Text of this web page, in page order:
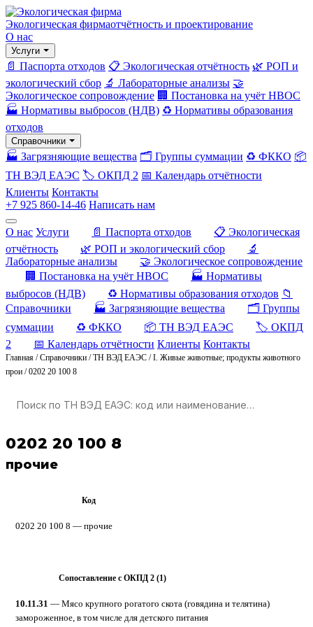
Экологическая фирмаотчётность и проектирование
О нас
Услуги
📄 Паспорта отходов 📋 Экологическая отчётность 🌿 РОП и
экологический сбор 🔬 Лабораторные анализы 🤝
Экологическое сопровождение 🏢 Постановка на учёт НВОС
🏭 Нормативы выбросов (НДВ) ♻️ Нормативы образования
отходов
Справочники
🏭 Загрязняющие вещества 🗂️ Группы суммации ♻️ ФККО 📦
ТН ВЭД ЕАЭС 🏷️ ОКПД 2 📅 Календарь отчётности
Клиенты Контакты
+7 925 860-14-46 Написать нам
О нас Услуги 📄 Паспорта отходов
📋 Экологическая
отчётность
🌿 РОП и экологический сбор
🔬
Лабораторные анализы
🤝 Экологическое сопровождение
🏢 Постановка на учёт НВОС
🏭 Нормативы
выбросов (НДВ)
♻️ Нормативы образования отходов 📁
Справочники
🏭 Загрязняющие вещества
🗂️ Группы
суммации
♻️ ФККО 📦 ТН ВЭД ЕАЭС
🏷️ ОКПД
2
📅 Календарь отчётности Клиенты Контакты
Главная /Справочники /ТН ВЭД ЕАЭС /I. Живые животные; продукты животного
прои /0202 20 100 8
0202 20 100 8
прочие
Код
0202 20 100 8 — прочие
Сопоставление с ОКПД 2 (1)
10.11.31 — Мясо крупного рогатого скота (говядина и телятина)
замороженное, в том числе для детского питания